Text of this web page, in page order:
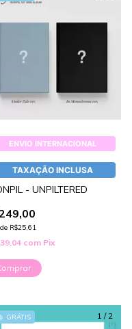
ENVIO INTERNACIONAL
TAXAÇÃO INCLUSA
- UNPILTERED
de R$25,61
com Pix
1 / 2
GRÁTIS